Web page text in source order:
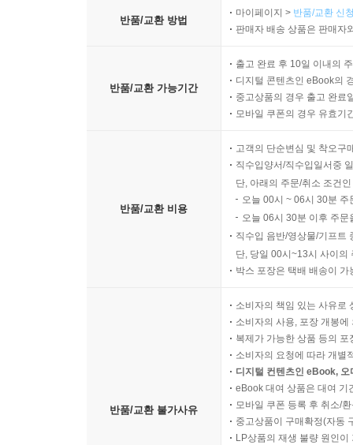
반품/교환 방법
마이페이지 > 반품/교환 신
판매자 배송 상품은 판매자
반품/교환 가능기간
출고 완료 후 10일 이내의
디지털 콘텐츠인 eBook의
중고상품의 경우 출고 완료
모바일 쿠폰의 경우 유효기
반품/교환 비용
고객의 단순변심 및 착오구
직수입양서/직수입일서중
단, 아래의 주문/취소 조건
오늘 00시 ~ 06시 30분
오늘 06시 30분 이후 주
직수입 음반/영상물/기프트
단, 당일 00시~13시 사이의
박스 포장은 택배 배송이
반품/교환 불가사유
소비자의 책임 있는 사유로
소비자의 사용, 포장 개봉
복제가 가능한 상품 등의
소비자의 요청에 따라 개별
디지털 컨텐츠인 eBook,
eBook 대여 상품은 대여 기
모바일 쿠폰 등록 후 취소/
중고상품이 구매확정(자동
LP상품의 재생 불량 원인